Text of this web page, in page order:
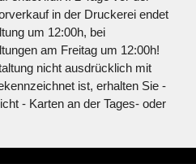
in der Druckerei endet
um 12:00h, bei
am Freitag um 12:00h!
nicht ausdrücklich mit
ist, erhalten Sie -
- Karten an der Tages- oder